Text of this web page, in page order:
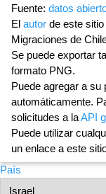
Fuente: datos
El autor de este
Migraciones de
Se puede exportar
formato PNG.
Puede agregar a su
automáticamente.
solicitudes a laAPI
Puede utilizar
un enlace a este
País